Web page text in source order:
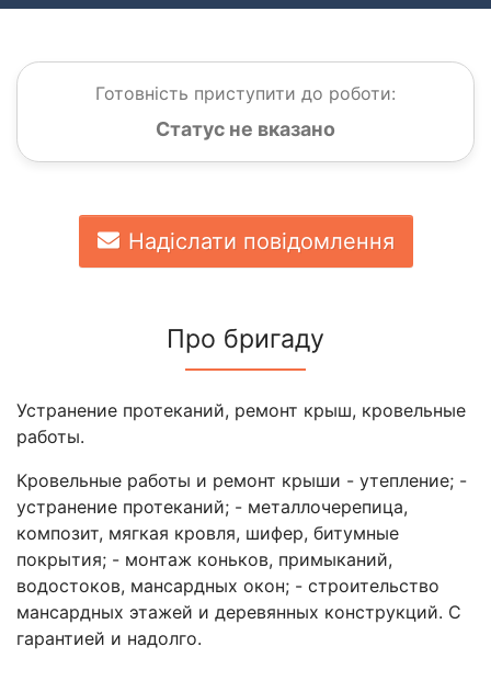
Готовність приступити до роботи:
Статус не вказано
Надіслати повідомлення
Про бригаду
Устранение протеканий, ремонт крыш, кровельные
работы.
Кровельные работы и ремонт крыши - утепление; -
устранение протеканий; - металлочерепица,
композит, мягкая кровля, шифер, битумные
покрытия; - монтаж коньков, примыканий,
водостоков, мансардных окон; - строительство
мансардных этажей и деревянных конструкций. С
гарантией и надолго.